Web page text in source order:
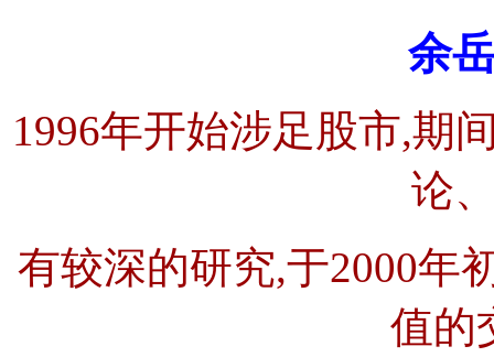
余
1996年开始涉足股市,期
论
有较深的研究,于2000年
值的